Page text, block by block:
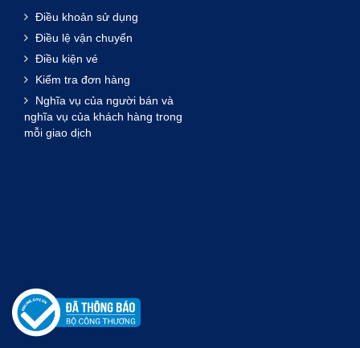
Điều khoản sử dụng
Điều lệ vận chuyển
Điều kiện vé
Kiểm tra đơn hàng
Nghĩa vụ của người bán và
nghĩa vụ của khách hàng trong
mỗi giao dịch